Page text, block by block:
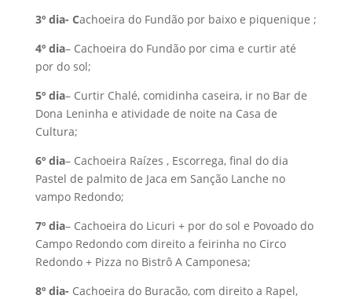
3º dia- Cachoeira do Fundão por baixo e piquenique ;
4º dia– Cachoeira do Fundão por cima e curtir até
por do sol;
5º dia– Curtir Chalé, comidinha caseira, ir no Bar de
Dona Leninha e atividade de noite na Casa de
Cultura;
6º dia– Cachoeira Raízes , Escorrega, final do dia
Pastel de palmito de Jaca em Sanção Lanche no
vampo Redondo;
7º dia– Cachoeira do Licuri + por do sol e Povoado do
Campo Redondo com direito a feirinha no Circo
Redondo + Pizza no Bistrô A Camponesa;
8º dia- Cachoeira do Buracão, com direito a Rapel,